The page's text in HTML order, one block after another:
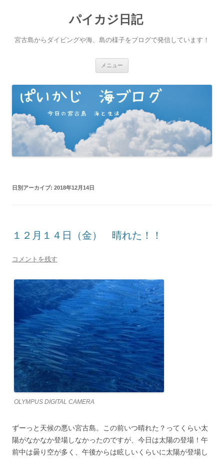
パイカジ日記
宮古島からダイビングや海、島の様子をブログで発信しています！
メニュー
ツ
へ
ス
キ
ッ
プ
日別アーカイブ: 2018年12月14日
１２月１４日（金） 晴れた！！
コメントを残す
OLYMPUS DIGITAL CAMERA
ずーっと天候の悪い宮古島。この前いつ晴れた？ってくらい太
陽がなかなか登場しなかったのですが、今日は太陽の登場！午
前中は曇り空が多く、午後からは眩しいくらいに太陽が登場し